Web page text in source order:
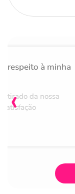
respeito à minha
da nossa
‹